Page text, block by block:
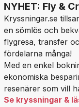
NYHET: Fly &
Kryssningar.se
en sömlös och
flygresa, transfer
fördelarna många!
Med en enkel
ekonomiska
resenärer som vill
Se kryssningar &